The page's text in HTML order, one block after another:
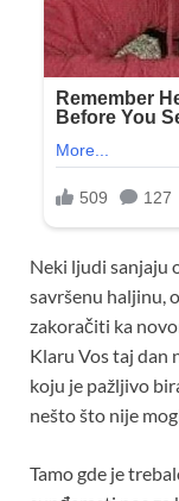
Neki ljudi sanjaju
savršenu haljinu,
zakoračiti ka
Klaru Vos taj dan
koju je pažljivo
nešto što nije
Tamo gde je